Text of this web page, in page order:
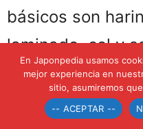
básicos son
laminado, col y
con las tortillas,
hacerlo de
En Japonpedia usamos
mejor experiencia en
sitio, asumiremos
-- ACEPTAR --